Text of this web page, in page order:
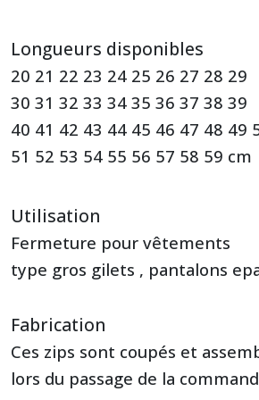
Longueurs disponibles
20 21 22 23 24 25 26 27 28 29
30 31 32 33 34 35 36 37 38 39
40 41 42 43 44 45 46 47 48 49
51 52 53 54 55 56 57 58 59 cm
Utilisation
Fermeture pour vêtements
type gros gilets , pantalons
Fabrication
Ces zips sont coupés et
lors du passage de la